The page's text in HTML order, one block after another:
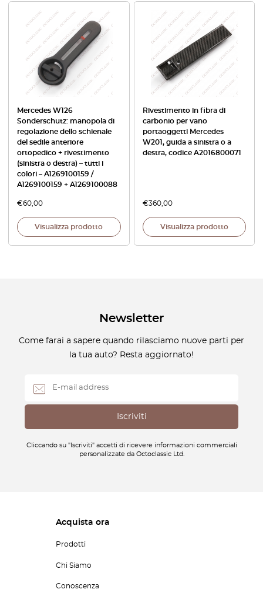
Mercedes W126
Sonderschutz: manopola di
regolazione dello schienale
del sedile anteriore
ortopedico + rivestimento
(sinistra o destra) – tutti i
colori – A1269100159 /
A1269100159 + A1269100088
€60,00
Visualizza prodotto
Rivestimento in fibra di
carbonio per vano
portaoggetti Mercedes
W201, guida a sinistra o a
destra, codice A2016800071
€360,00
Visualizza prodotto
Newsletter
Come farai a sapere quando rilasciamo nuove parti per
la tua auto? Resta aggiornato!
Cliccando su "Iscriviti" accetti di ricevere informazioni commerciali
personalizzate da Octoclassic Ltd.
Acquista ora
Prodotti
Chi Siamo
Conoscenza